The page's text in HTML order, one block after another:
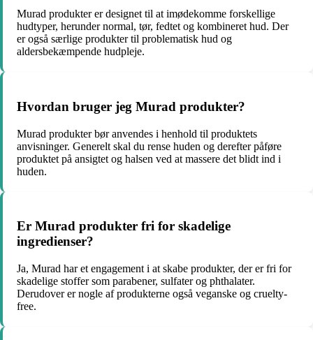
Murad produkter er designet til at imødekomme forskellige
hudtyper, herunder normal, tør, fedtet og kombineret hud. Der
er også særlige produkter til problematisk hud og
aldersbekæmpende hudpleje.
Hvordan bruger jeg Murad produkter?
Murad produkter bør anvendes i henhold til produktets
anvisninger. Generelt skal du rense huden og derefter påføre
produktet på ansigtet og halsen ved at massere det blidt ind i
huden.
Er Murad produkter fri for skadelige
ingredienser?
Ja, Murad har et engagement i at skabe produkter, der er fri for
skadelige stoffer som parabener, sulfater og phthalater.
Derudover er nogle af produkterne også veganske og cruelty-
free.